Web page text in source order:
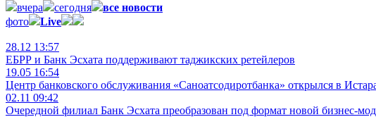
вчера
сегодня
все новости
фото
Live
28.12 13:57
ЕБРР и Банк Эсхата поддерживают таджикских ретейлеров
19.05 16:54
Центр банковского обслуживания «Саноатсодиротбанка» открылся в
02.11 09:42
Очередной филиал Банк Эсхата преобразован под формат новой бизнес-